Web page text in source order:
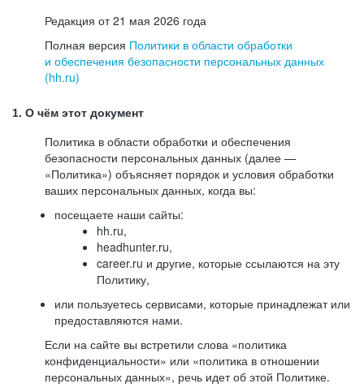
Редакция от 21 мая 2026 года
Полная версия Политики в области обработки
и обеспечения безопасности персональных данных
(hh.ru)
1. О чём этот документ
Политика в области обработки и обеспечения
безопасности персональных данных (далее —
«Политика») объясняет порядок и условия обработки
ваших персональных данных, когда вы:
посещаете наши сайты:
hh.ru,
headhunter.ru,
career.ru и другие, которые ссылаются на эту
Политику,
или пользуетесь сервисами, которые принадлежат или
предоставляются нами.
Если на сайте вы встретили слова «политика
конфиденциальности» или «политика в отношении
персональных данных», речь идет об этой Политике.